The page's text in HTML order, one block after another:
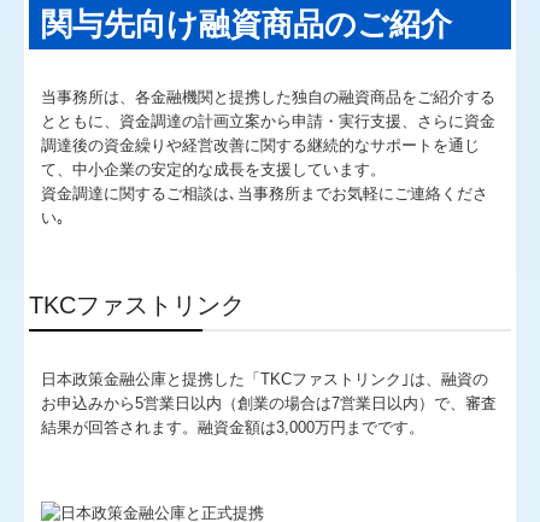
アクセス
料金について
【SDGs】北島会計Gの取組み
経営革新等支援機関とは
関連リンク
『名参謀Tel&Mailプラン』
関与先向け融資商品のご紹介
当事務所は、各金融機関と提携した独自の融資商品をご紹介する
とともに、資金調達の計画立案から申請・実行支援、さらに資金
調達後の資金繰りや経営改善に関する継続的なサポートを通じ
て、中小企業の安定的な成長を支援しています。
資金調達に関するご相談は､当事務所までお気軽にご連絡くださ
い｡
TKCファストリンク
日本政策金融公庫と提携した「TKCファストリンク｣は、融資の
お申込みから5営業日以内（創業の場合は7営業日以内）で、審査
結果が回答されます。融資金額は3,000万円までです。